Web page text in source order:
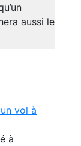
aussi le
vol à
à